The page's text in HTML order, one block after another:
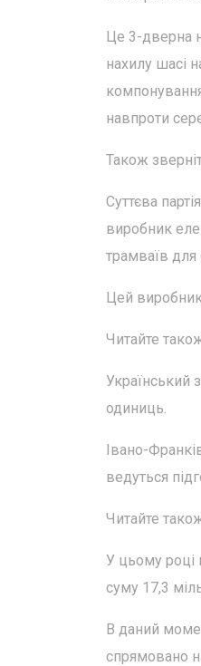
Це 3-дверна
нахилу шасі
навпроти
Також
Суттєва
виробник
трамваїв для
Цей виробник
Читайте
Український
одиниць.
Івано-
ведуться
Читайте
У цьому році
суму 17,3
В даний
спрямовано